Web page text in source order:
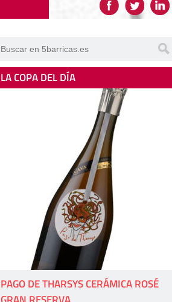
LA COPA DEL DÍA
PAGO DE THARSYS CERÁMICA ROSÉ